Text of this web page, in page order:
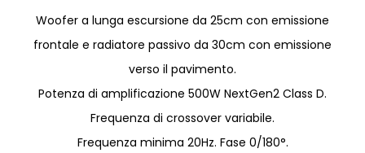
Woofer a lunga escursione da 25cm con emissione
frontale e radiatore passivo da 30cm con emissione
verso il pavimento.
Potenza di amplificazione 500W NextGen2 Class D.
Frequenza di crossover variabile.
Frequenza minima 20Hz. Fase 0/180°.